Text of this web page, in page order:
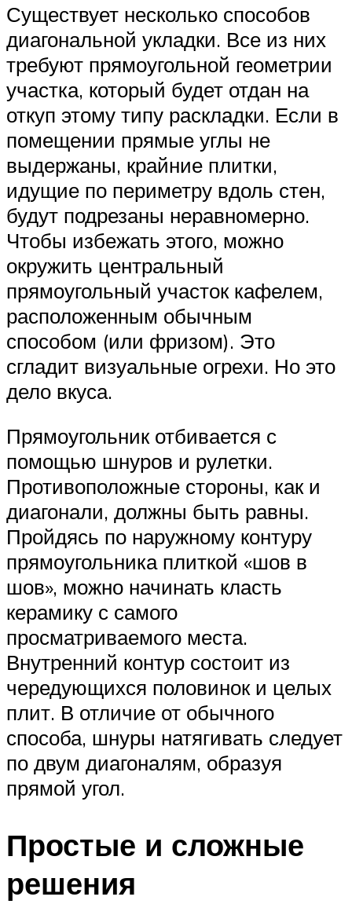
Существует несколько способов
диагональной укладки. Все из них
требуют прямоугольной геометрии
участка, который будет отдан на
откуп этому типу раскладки. Если в
помещении прямые углы не
выдержаны, крайние плитки,
идущие по периметру вдоль стен,
будут подрезаны неравномерно.
Чтобы избежать этого, можно
окружить центральный
прямоугольный участок кафелем,
расположенным обычным
способом (или фризом). Это
сгладит визуальные огрехи. Но это
дело вкуса.
Прямоугольник отбивается с
помощью шнуров и рулетки.
Противоположные стороны, как и
диагонали, должны быть равны.
Пройдясь по наружному контуру
прямоугольника плиткой «шов в
шов», можно начинать класть
керамику с самого
просматриваемого места.
Внутренний контур состоит из
чередующихся половинок и целых
плит. В отличие от обычного
способа, шнуры натягивать следует
по двум диагоналям, образуя
прямой угол.
Простые и сложные
решения